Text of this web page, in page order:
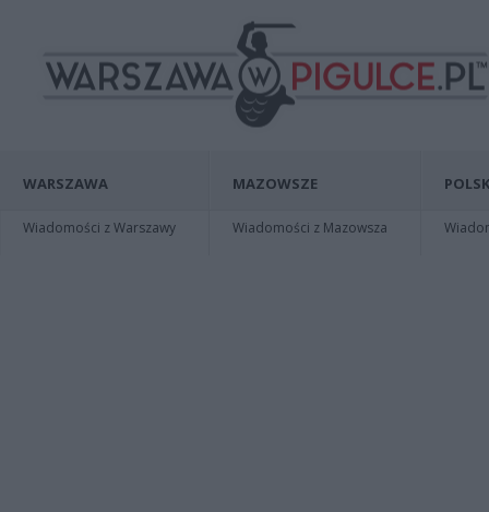
WARSZAWA
Wiadomości z Warszawy
MAZOWSZE
Wiadomości z Mazowsza